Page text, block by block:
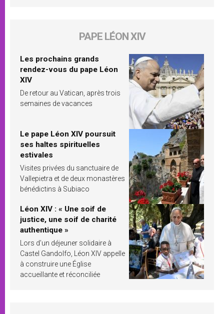
PAPE LÉON XIV
Les prochains grands
rendez-vous du pape Léon
XIV
De retour au Vatican, après trois
semaines de vacances
Le pape Léon XIV poursuit
ses haltes spirituelles
estivales
Visites privées du sanctuaire de
Vallepietra et de deux monastères
bénédictins à Subiaco
Léon XIV : « Une soif de
justice, une soif de charité
authentique »
Lors d’un déjeuner solidaire à
Castel Gandolfo, Léon XIV appelle
à construire une Église
accueillante et réconciliée